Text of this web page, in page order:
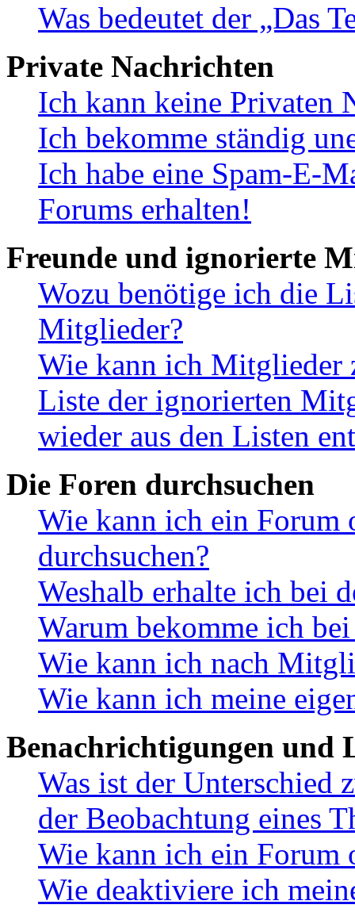
Was bedeutet der „Das
Private Nachrichten
Ich kann keine Privaten
Ich bekomme ständig
Ich habe eine Spam-E-
Forums erhalten!
Freunde und ignorierte
Wozu benötige ich die
Mitglieder?
Wie kann ich Mitglieder
Liste der ignorierten
wieder aus den Listen
Die Foren durchsuchen
Wie kann ich ein Forum
durchsuchen?
Weshalb erhalte ich bei
Warum bekomme ich
Wie kann ich nach
Wie kann ich meine
Benachrichtigungen und
Was ist der Unterschied
der Beobachtung eines
Wie kann ich ein Forum
Wie deaktiviere ich